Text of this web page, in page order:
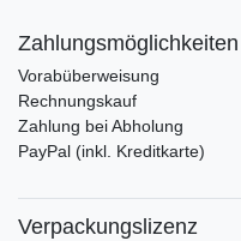
Zahlungsmöglichkeiten
Vorabüberweisung
Rechnungskauf
Zahlung bei Abholung
PayPal (inkl. Kreditkarte)
Verpackungslizenz